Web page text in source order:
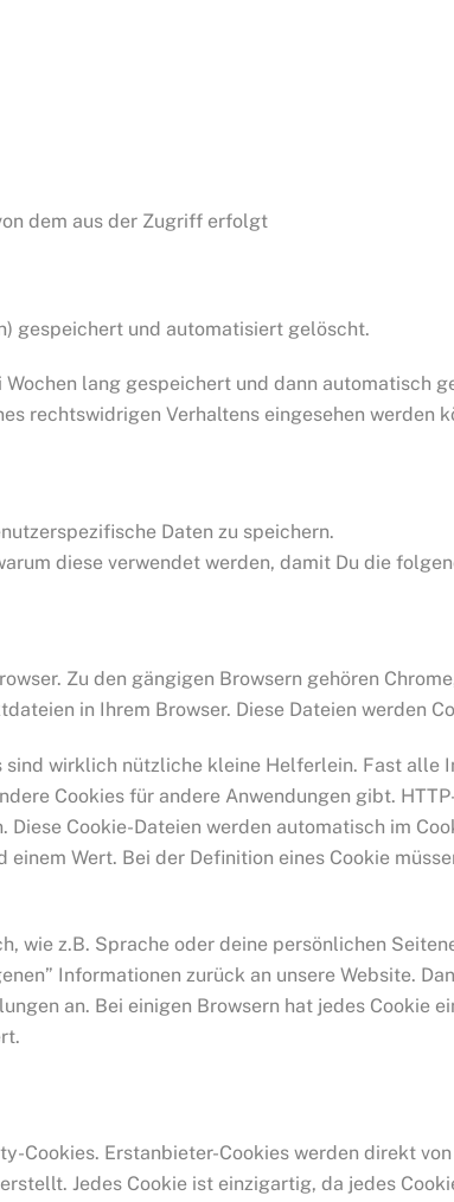
dem aus der Zugriff erfolgt
gespeichert und automatisiert gelöscht.
lang gespeichert und dann automatisch
rechtswidrigen Verhaltens eingesehen werden
Daten zu speichern.
diese verwendet werden, damit Du die
Zu den gängigen Browsern gehören
in Ihrem Browser. Diese Dateien werden
wirklich nützliche kleine Helferlein. Fast alle
Cookies für andere Anwendungen gibt.
Cookie-Dateien werden automatisch im
Wert. Bei der Definition eines Cookie
wie z.B. Sprache oder deine persönlichen
Informationen zurück an unsere Website.
an. Bei einigen Browsern hat jedes Cookie
Cookies. Erstanbieter-Cookies werden direkt
Jedes Cookie ist einzigartig, da jedes